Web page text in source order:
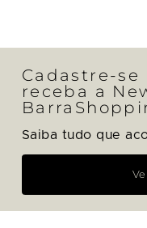
Cadastre-
receba a
Saiba tudo que